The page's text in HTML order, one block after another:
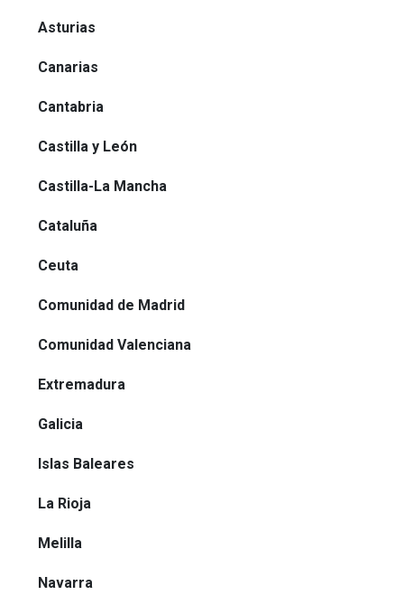
Asturias
Canarias
Cantabria
Castilla y León
Castilla-La Mancha
Cataluña
Ceuta
Comunidad de Madrid
Comunidad Valenciana
Extremadura
Galicia
Islas Baleares
La Rioja
Melilla
Navarra